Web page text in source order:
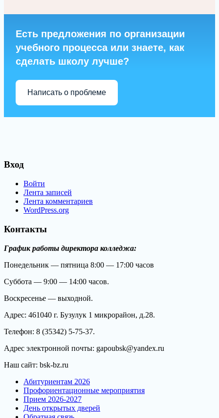
Есть предложения по организации
учебного процесса или знаете, как
сделать школу лучше?
Написать о проблеме
Вход
Войти
Лента записей
Лента комментариев
WordPress.org
Контакты
График работы директора колледжа:
Понедельник — пятница 8:00 — 17:00 часов
Суббота — 9:00 — 14:00 часов.
Воскресенье — выходной.
Адрес: 461040 г. Бузулук 1 микрорайон, д.28.
Телефон: 8 (35342) 5-75-37.
Адрес электронной почты: gapoubsk@yandex.ru
Наш сайт: bsk-bz.ru
Абитуриентам 2026
Профориентационные мероприятия
Прием 2026-2027
День открытых дверей